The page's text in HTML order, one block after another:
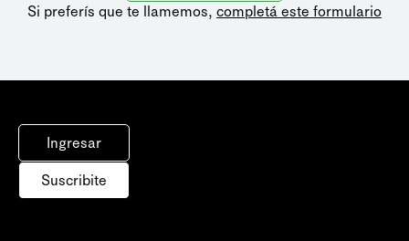
Si preferís que te llamemos, completá este formulario
Ingresar
Suscribite